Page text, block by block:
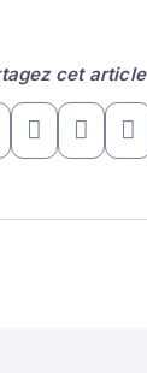
cet article